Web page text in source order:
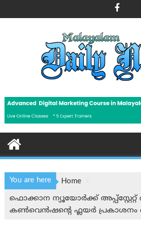
to
You are here
Home
ഫൊക്കാന ന്യൂയോർക്ക്
കൺവെൻഷന്റെ ഫ്ലയര്‍